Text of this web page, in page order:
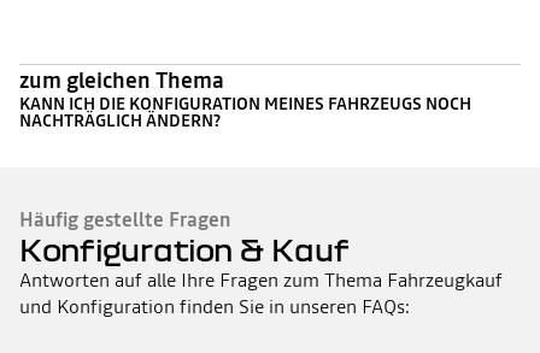
zum gleichen Thema
KANN ICH DIE KONFIGURATION MEINES FAHRZEUGS NOCH
NACHTRÄGLICH ÄNDERN?
Häufig gestellte Fragen
Konfiguration & Kauf
Antworten auf alle Ihre Fragen zum Thema Fahrzeugkauf
und Konfiguration finden Sie in unseren FAQs: